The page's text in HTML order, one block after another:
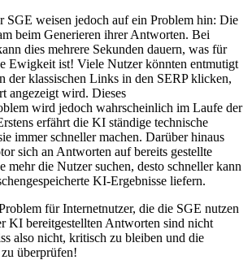
SGE weisen jedoch auf ein Problem hin: Die
beim Generieren ihrer Antworten. Bei
dies mehrere Sekunden dauern, was für
Ewigkeit ist! Viele Nutzer könnten entmutigt
der klassischen Links in den SERP klicken,
angezeigt wird. Dieses
wird jedoch wahrscheinlich im Laufe der
erfährt die KI ständige technische
immer schneller machen. Darüber hinaus
sich an Antworten auf bereits gestellte
mehr die Nutzer suchen, desto schneller kann
KI-Ergebnisse liefern.
für Internetnutzer, die die SGE nutzen
KI bereitgestellten Antworten sind nicht
also nicht, kritisch zu bleiben und die
überprüfen!